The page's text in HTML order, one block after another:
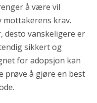
å være vil
mottakerens krav.
desto vanskeligere er
sikkert og
for adopsjon kan
prøve å gjøre en best